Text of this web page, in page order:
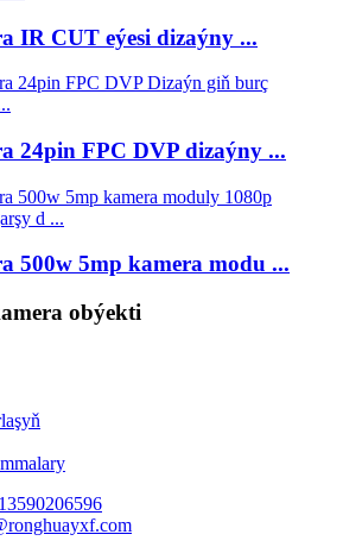
IR CUT eýesi dizaýny ...
24pin FPC DVP dizaýny ...
500w 5mp kamera modu ...
obýekti